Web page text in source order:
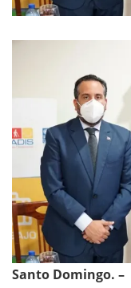
Santo Domingo. –